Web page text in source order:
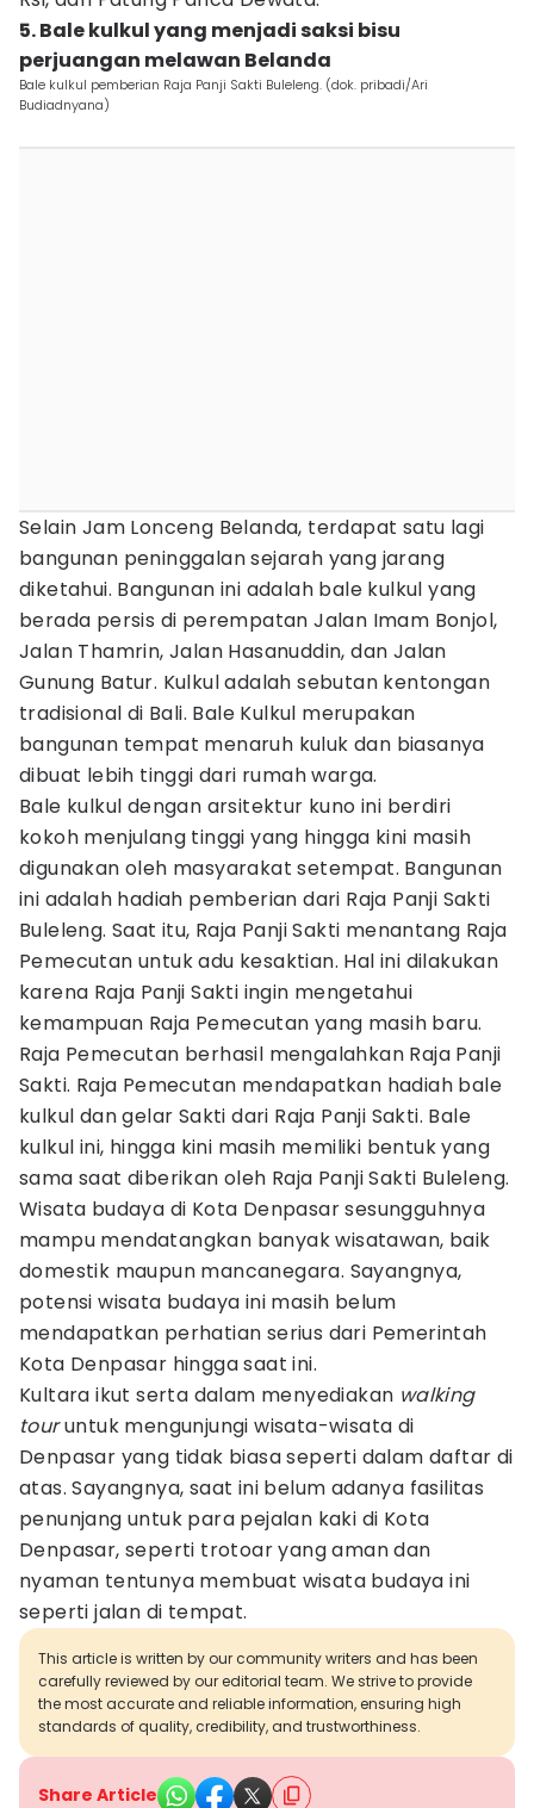
5. Bale kulkul yang menjadi saksi bisu
perjuangan melawan Belanda
Bale kulkul pemberian Raja Panji Sakti Buleleng. (dok. pribadi/Ari
Budiadnyana)
Selain Jam Lonceng Belanda, terdapat satu lagi
bangunan peninggalan sejarah yang jarang
diketahui. Bangunan ini adalah bale kulkul yang
berada persis di perempatan Jalan Imam Bonjol,
Jalan Thamrin, Jalan Hasanuddin, dan Jalan
Gunung Batur. Kulkul adalah sebutan kentongan
tradisional di Bali. Bale Kulkul merupakan
bangunan tempat menaruh kuluk dan biasanya
dibuat lebih tinggi dari rumah warga.
Bale kulkul dengan arsitektur kuno ini berdiri
kokoh menjulang tinggi yang hingga kini masih
digunakan oleh masyarakat setempat. Bangunan
ini adalah hadiah pemberian dari Raja Panji Sakti
Buleleng. Saat itu, Raja Panji Sakti menantang Raja
Pemecutan untuk adu kesaktian. Hal ini dilakukan
karena Raja Panji Sakti ingin mengetahui
kemampuan Raja Pemecutan yang masih baru.
Raja Pemecutan berhasil mengalahkan Raja Panji
Sakti. Raja Pemecutan mendapatkan hadiah bale
kulkul dan gelar Sakti dari Raja Panji Sakti. Bale
kulkul ini, hingga kini masih memiliki bentuk yang
sama saat diberikan oleh Raja Panji Sakti Buleleng.
Wisata budaya di Kota Denpasar sesungguhnya
mampu mendatangkan banyak wisatawan, baik
domestik maupun mancanegara. Sayangnya,
potensi wisata budaya ini masih belum
mendapatkan perhatian serius dari Pemerintah
Kota Denpasar hingga saat ini.
Kultara ikut serta dalam menyediakan walking
touruntuk mengunjungi wisata-wisata di
Denpasar yang tidak biasa seperti dalam daftar di
atas. Sayangnya, saat ini belum adanya fasilitas
penunjang untuk para pejalan kaki di Kota
Denpasar, seperti trotoar yang aman dan
nyaman tentunya membuat wisata budaya ini
seperti jalan di tempat.
This article is written by our community writers and has been
carefully reviewed by our editorial team. We strive to provide
the most accurate and reliable information, ensuring high
standards of quality, credibility, and trustworthiness.
Share Article